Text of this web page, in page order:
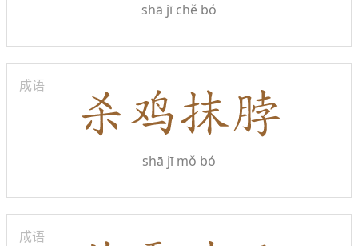
shā jī chě bó
成语
shā jī mǒ bó
成语